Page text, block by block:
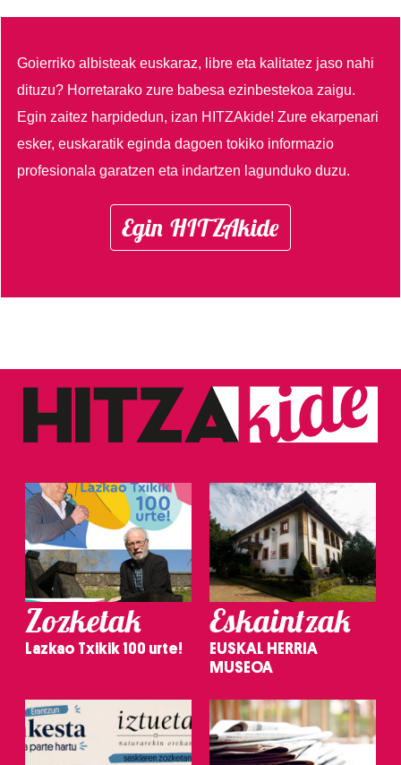
Goierriko albisteak euskaraz, libre eta kalitatez jaso nahi
dituzu? Horretarako zure babesa ezinbestekoa zaigu.
Egin zaitez harpidedun, izan HITZAkide!Zure ekarpenari
esker, euskaratik eginda dagoen tokiko informazio
profesionala garatzen eta indartzen lagunduko duzu.
Egin HITZAkide
Zozketak
Lazkao Txikik 100 urte!
Eskaintzak
EUSKAL HERRIA
MUSEOA